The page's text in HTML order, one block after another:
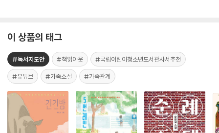
이 상품의 태그
#독서지도안 #책읽아웃 #국립어린이청소년도서관사서추천
#유튜브 #가족소설 #가족관계